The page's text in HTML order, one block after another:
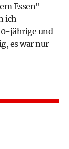
Essen"
ich
jährige und
es war nur